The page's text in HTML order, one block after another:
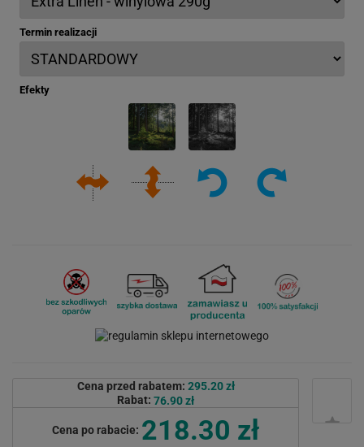
Termin realizacji
Efekty
Cena przed rabatem: 295.20 zł
Rabat: 76.90 zł
Cena po rabacie: 218.30 zł